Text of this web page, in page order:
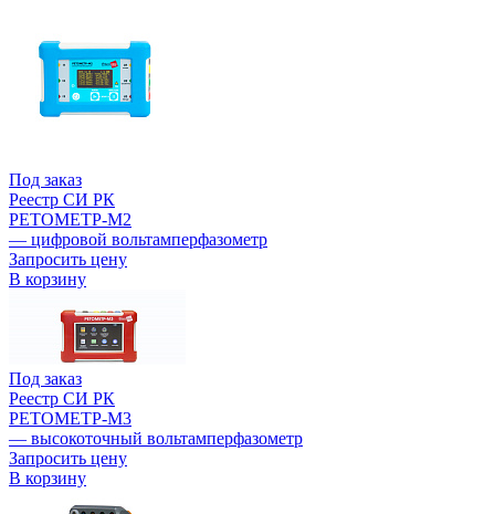
Под заказ
Реестр СИ РК
РЕТОМЕТР-М2
— цифровой вольтамперфазометр
Запросить цену
В корзину
Под заказ
Реестр СИ РК
РЕТОМЕТР-М3
— высокоточный вольтамперфазометр
Запросить цену
В корзину